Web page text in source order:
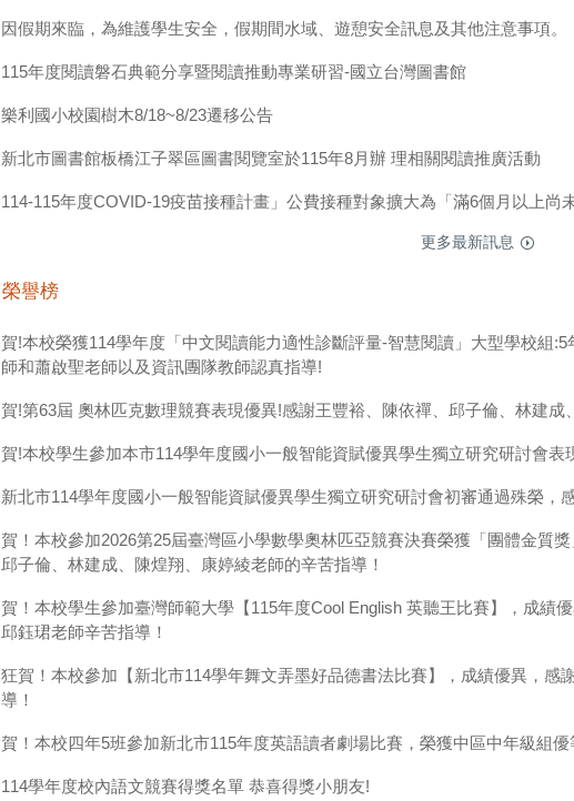
因假期來臨，為維護學生安全，假期間水域、遊憩安全訊息及其他注意事項。
115年度閱讀磐石典範分享暨閱讀推動專業研習-國立台灣圖書館
樂利國小校園樹木8/18~8/23遷移公告
新北市圖書館板橋江子翠區圖書閱覽室於115年8月辦 理相關閱讀推廣活動
114-115年度COVID-19疫苗接種計畫」公費接種對象擴大為「滿6個月以上尚
更多最新訊息
榮譽榜
賀!本校榮獲114學年度「中文閱讀能力適性診斷評量-智慧閱讀」大型學校組
師和蕭啟聖老師以及資訊團隊教師認真指導!
賀!第63屆 奧林匹克數理競賽表現優異!感謝王豐裕、陳依禪、邱子倫、林建成
賀!本校學生參加本市114學年度國小一般智能資賦優異學生獨立研究研討會表
新北市114學年度國小一般智能資賦優異學生獨立研究研討會初審通過殊榮，
賀！本校參加2026第25屆臺灣區小學數學奧林匹亞競賽決賽榮獲「團體金質
邱子倫、林建成、陳煌翔、康婷綾老師的辛苦指導！
賀！本校學生參加臺灣師範大學【115年度Cool English 英聽王比賽】，成績
邱鈺珺老師辛苦指導！
狂賀！本校參加【新北市114學年舞文弄墨好品德書法比賽】，成績優異，感
導！
賀！本校四年5班參加新北市115年度英語讀者劇場比賽，榮獲中區中年級組
114學年度校內語文競賽得獎名單 恭喜得獎小朋友!